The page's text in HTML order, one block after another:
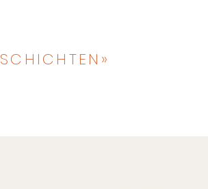
SCHICHTEN»